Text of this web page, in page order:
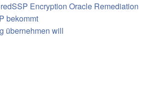
Encryption Oracle Remediation
bekommt
übernehmen will